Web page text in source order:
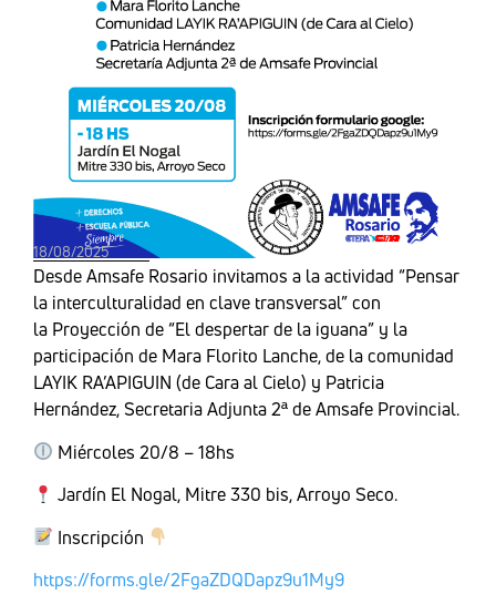
18/08/2025
Desde Amsafe Rosario invitamos a la actividad “Pensar
la interculturalidad en clave transversal” con
la Proyección de “El despertar de la iguana” y la
participación de Mara Florito Lanche, de la comunidad
LAYIK RA’APIGUIN (de Cara al Cielo) y Patricia
Hernández, Secretaria Adjunta 2ª de Amsafe Provincial.
Miércoles 20/8 – 18hs
Jardín El Nogal, Mitre 330 bis, Arroyo Seco.
Inscripción
https://forms.gle/2FgaZDQDapz9u1My9